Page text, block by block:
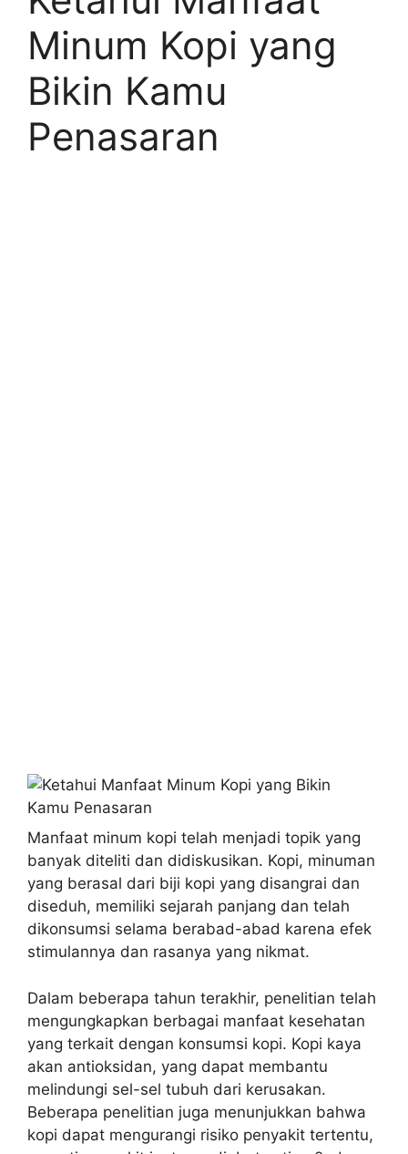
Minum Kopi yang
Bikin Kamu
Penasaran
Manfaat minum kopi telah menjadi topik yang
banyak diteliti dan didiskusikan. Kopi, minuman
yang berasal dari biji kopi yang disangrai dan
diseduh, memiliki sejarah panjang dan telah
dikonsumsi selama berabad-abad karena efek
stimulannya dan rasanya yang nikmat.
Dalam beberapa tahun terakhir, penelitian telah
mengungkapkan berbagai manfaat kesehatan
yang terkait dengan konsumsi kopi. Kopi kaya
akan antioksidan, yang dapat membantu
melindungi sel-sel tubuh dari kerusakan.
Beberapa penelitian juga menunjukkan bahwa
kopi dapat mengurangi risiko penyakit tertentu,